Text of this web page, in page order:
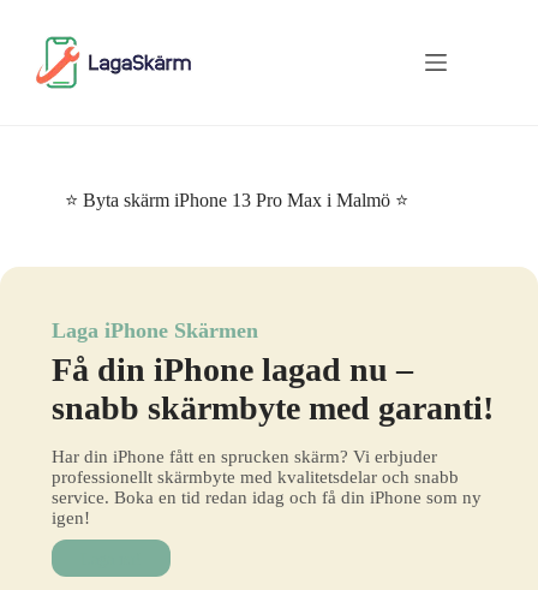
⭐ Byta skärm iPhone 13 Pro Max i Malmö ⭐
Laga iPhone Skärmen
Få din iPhone lagad nu –
snabb skärmbyte med garanti!
Har din iPhone fått en sprucken skärm? Vi erbjuder
professionellt skärmbyte med kvalitetsdelar och snabb
service. Boka en tid redan idag och få din iPhone som ny
igen!